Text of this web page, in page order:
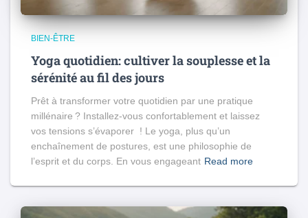
BIEN-ÊTRE
Yoga quotidien: cultiver la souplesse et la
sérénité au fil des jours
Prêt à transformer votre quotidien par une pratique
millénaire ? Installez-vous confortablement et laissez
vos tensions s’évaporer ! Le yoga, plus qu’un
enchaînement de postures, est une philosophie de
l’esprit et du corps. En vous engageant Read more